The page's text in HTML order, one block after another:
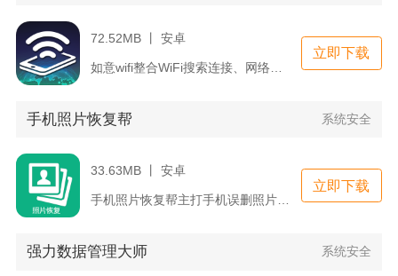
72.52MB 丨 安卓
如意wifi整合WiFi搜索连接、网络检测、安全防护、流量福...
立即下载
手机照片恢复帮 系统安全
33.63MB 丨 安卓
手机照片恢复帮主打手机误删照片、图片碎片找回，适配安卓、苹果...
立即下载
强力数据管理大师 系统安全